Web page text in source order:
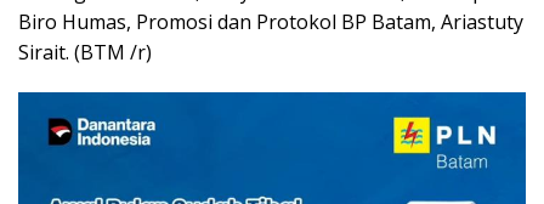
Biro Humas, Promosi dan Protokol BP Batam, Ariastuty
Sirait. (BTM /r)